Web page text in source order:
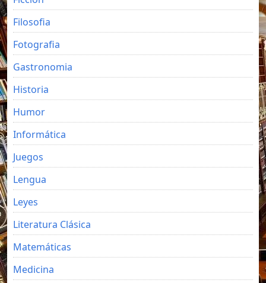
Filosofia
Fotografia
Gastronomia
Historia
Humor
Informática
Juegos
Lengua
Leyes
Literatura Clásica
Matemáticas
Medicina